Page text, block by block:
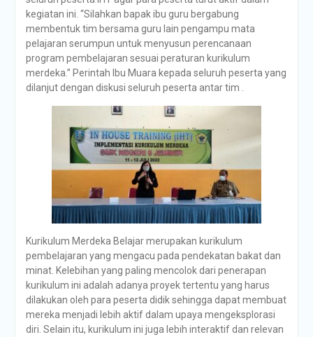
kegiatan ini. “Silahkan bapak ibu guru bergabung
membentuk tim bersama guru lain pengampu mata
pelajaran serumpun untuk menyusun perencanaan
program pembelajaran sesuai peraturan kurikulum
merdeka.” Perintah Ibu Muara kepada seluruh peserta yang
dilanjut dengan diskusi seluruh peserta antar tim .
Kurikulum Merdeka Belajar merupakan kurikulum
pembelajaran yang mengacu pada pendekatan bakat dan
minat. Kelebihan yang paling mencolok dari penerapan
kurikulum ini adalah adanya proyek tertentu yang harus
dilakukan oleh para peserta didik sehingga dapat membuat
mereka menjadi lebih aktif dalam upaya mengeksplorasi
diri. Selain itu, kurikulum ini juga lebih interaktif dan relevan